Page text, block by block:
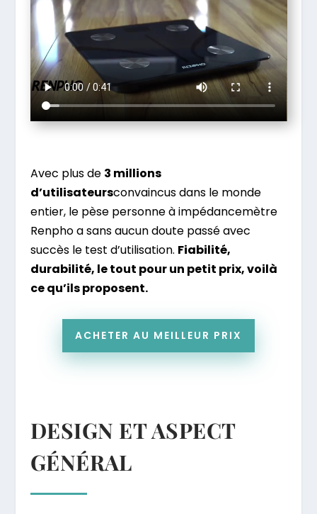
Avec plus de 3 millions
d’utilisateursconvaincus dans le monde
entier, le pèse personne à impédancemètre
Renpho a sans aucun doute passé avec
succès le test d’utilisation. Fiabilité,
durabilité, le tout pour un petit prix, voilà
ce qu’ils proposent.
ACHETER AU MEILLEUR PRIX
DESIGN ET ASPECT
GÉNÉRAL